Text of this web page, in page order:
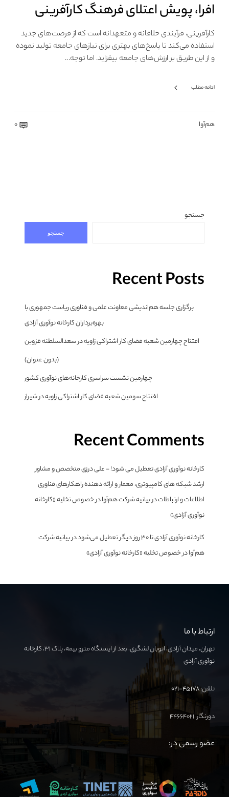
افرا، پویش اعتلای فرهنگ کارآفرینی
کارآفرینی، فرآیندی خلاقانه و متعهدانه است که از فرصت‌های جدید
استفاده می‌کند تا پاسخ‌های بهتری برای نیازهای جامعه تولید نموده
و از این طریق بر ارزش‌های جامعه بیفزاید. اما توجه…
ادامه مطلب
هم‌آوا 0
جستجو
جستجو
Recent Posts
برگزاری جلسه هم‌اندیشی معاونت علمی و فناوری ریاست جمهوری با
بهره‌برداران کارخانه نوآوری آزادی
افتتاح چهارمین شعبه فضای کار اشتراکی زاویه در سعدالسلطنه قزوین
(بدون عنوان)
چهارمین نشست سراسری کارخانه‌های نوآوری کشور
افتتاح سومین شعبه فضای کار اشتراکی زاویه در شیراز
Recent Comments
کارخانه نوآوری آزادی تعطیل می شود! - علی درزی متخصص و مشاور
ارشد شبکه های کامپیوتری، معمار و ارائه دهنده راهکارهای فناوری
اطلاعات و ارتباطاتدربیانیه شرکت هم‌آوا در خصوص تخلیه «کارخانه
نوآوری آزادی»
کارخانه نوآوری آزادی تا ۳۰ روز دیگر تعطیل می‌شود دربیانیه شرکت
هم‌آوا در خصوص تخلیه «کارخانه نوآوری آزادی»
ارتباط با ما
تهران، میدان آزادی، اتوبان لشگری، بعد از ایستگاه مترو بیمه، پلاک ۳۱، کارخانه
نوآوری آزادی
تلفن:۴۵۱۷۸-۰۲۱
دورنگار: ۴۴۶۶۴۰۲۱
عضو رسمی در: